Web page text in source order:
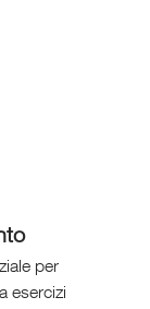
per
esercizi